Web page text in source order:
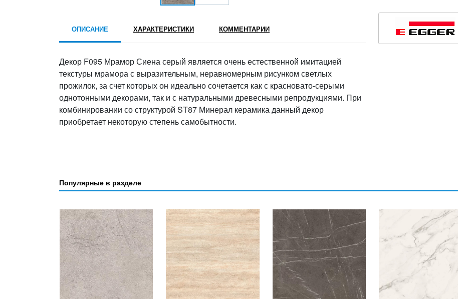
ОПИСАНИЕ ХАРАКТЕРИСТИКИ КОММЕНТАРИИ
Декор F095 Мрамор Сиена серый является очень естественной имитацией
текстуры мрамора с выразительным, неравномерным рисунком светлых
прожилок, за счет которых он идеально сочетается как с красновато-серыми
однотонными декорами, так и с натуральными древесными репродукциями. При
комбинировании со структурой ST87 Минерал керамика данный декор
приобретает некоторую степень самобытности.
Популярные в разделе